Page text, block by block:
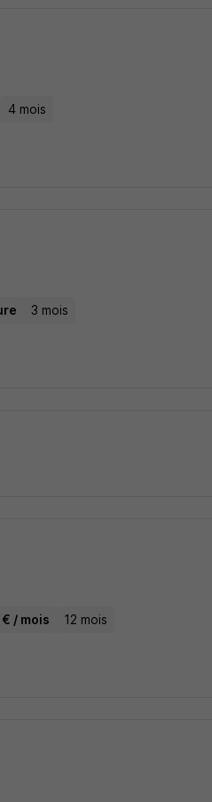
4 mois
3 mois
/ mois 12 mois